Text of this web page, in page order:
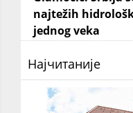
najtežih
jednog veka
Најчитаније